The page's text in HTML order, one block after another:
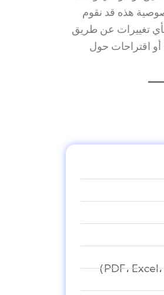
هذه قد نقوم
تغييرات عن طريق
اقتراحات حول